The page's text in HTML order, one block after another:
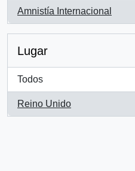
Amnistía Internacional
, 1 resultados
Lugar
Todos
Reino Unido
, 1 resultados